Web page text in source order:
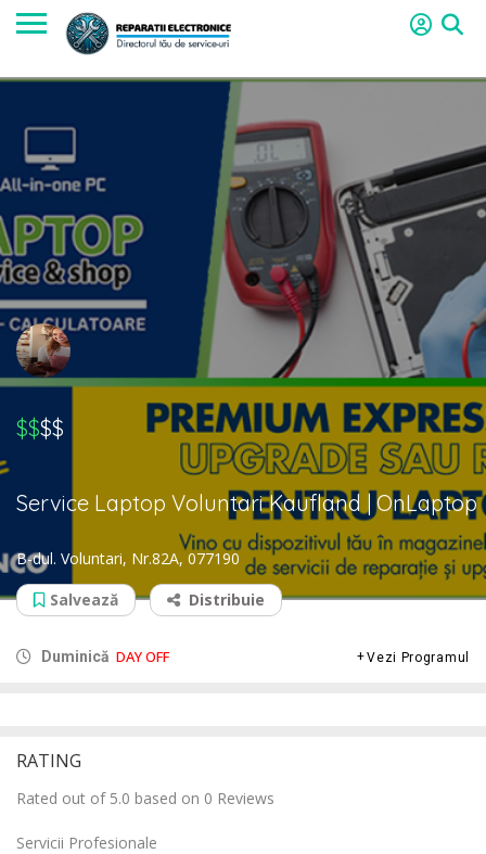
$$$$
Service Laptop Voluntari Kaufland | OnLaptop
B-dul. Voluntari, Nr.82A, 077190
Salvează
Distribuie
Duminică DAY OFF Vezi Programul
RATING
Rated out of 5.0 based on 0 Reviews
Servicii Profesionale